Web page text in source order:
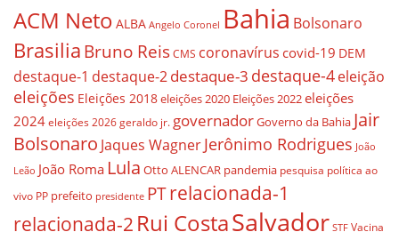
ACM Neto ALBA Angelo Coronel Bahia Bolsonaro
BrasiliaBruno ReisCMS coronavírus covid-19 DEM
destaque-1 destaque-2destaque-3 destaque-4eleição
eleições Eleições 2018eleições 2020 Eleições 2022eleições
2024 eleições 2026 geraldo jr. governadorGoverno da Bahia Jair
Bolsonaro Jaques WagnerJerônimo Rodrigues João
Leão João Roma Lula Otto ALENCAR pandemia pesquisa política ao
vivo PP prefeito presidente PTrelacionada-1
relacionada-2 Rui CostaSalvador STF Vacina